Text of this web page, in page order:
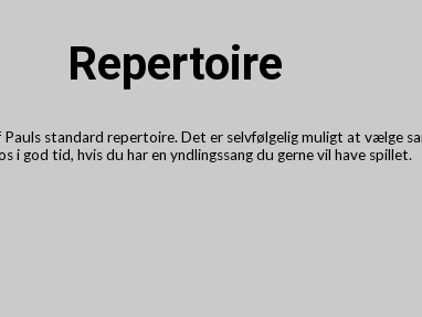
Repertoire
standard repertoire. Det er selvfølgelig muligt at vælge
i god tid, hvis du har en yndlingssang du gerne vil have spillet.